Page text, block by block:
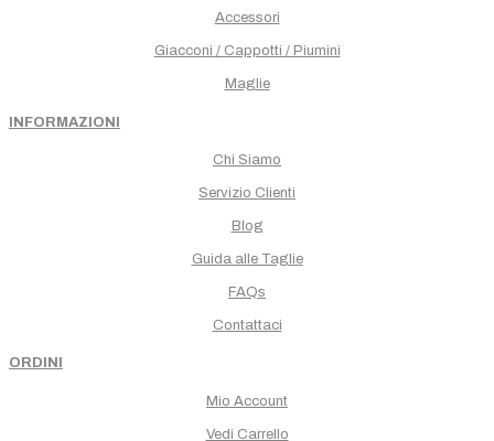
Accessori
Giacconi / Cappotti / Piumini
Maglie
INFORMAZIONI
Chi Siamo
Servizio Clienti
Blog
Guida alle Taglie
FAQs
Contattaci
ORDINI
Mio Account
Vedi Carrello